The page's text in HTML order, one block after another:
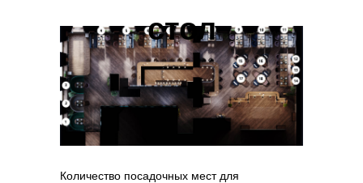
стол
Количество посадочных мест для